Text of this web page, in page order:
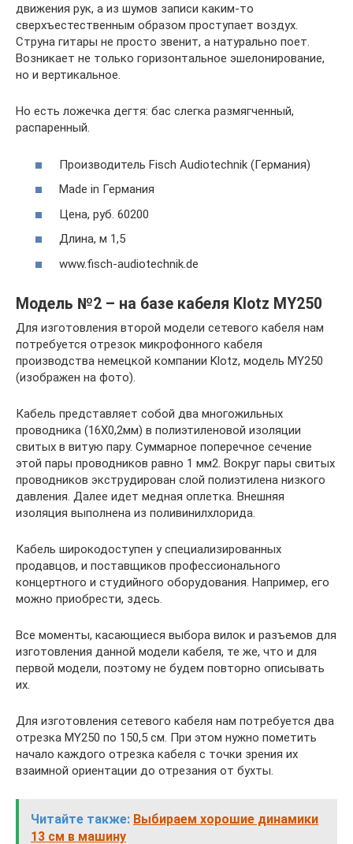
движения рук, а из шумов записи каким-то
сверхъестественным образом проступает воздух.
Струна гитары не просто звенит, а натурально поет.
Возникает не только горизонтальное эшелонирование,
но и вертикальное.
Но есть ложечка дегтя: бас слегка размягченный,
распаренный.
Производитель Fisch Audiotechnik (Германия)
Made in Германия
Цена, руб. 60200
Длина, м 1,5
www.fisch-audiotechnik.de
Модель №2 – на базе кабеля Klotz MY250
Для изготовления второй модели сетевого кабеля нам
потребуется отрезок микрофонного кабеля
производства немецкой компании Klotz, модель MY250
(изображен на фото).
Кабель представляет собой два многожильных
проводника (16Х0,2мм) в полиэтиленовой изоляции
свитых в витую пару. Суммарное поперечное сечение
этой пары проводников равно 1 мм2. Вокруг пары свитых
проводников экструдирован слой полиэтилена низкого
давления. Далее идет медная оплетка. Внешняя
изоляция выполнена из поливинилхлорида.
Кабель широкодоступен у специализированных
продавцов, и поставщиков профессионального
концертного и студийного оборудования. Например, его
можно приобрести, здесь.
Все моменты, касающиеся выбора вилок и разъемов для
изготовления данной модели кабеля, те же, что и для
первой модели, поэтому не будем повторно описывать
их.
Для изготовления сетевого кабеля нам потребуется два
отрезка MY250 по 150,5 см. При этом нужно пометить
начало каждого отрезка кабеля с точки зрения их
взаимной ориентации до отрезания от бухты.
Читайте также: Выбираем хорошие динамики
13 см в машину